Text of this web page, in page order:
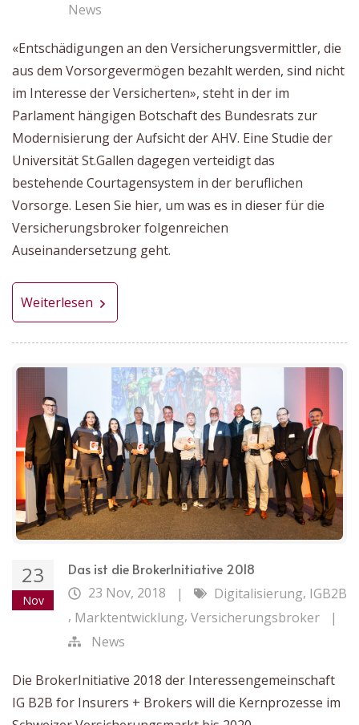
News
«Entschädigungen an den Versicherungsvermittler, die
aus dem Vorsorgevermögen bezahlt werden, sind nicht
im Interesse der Versicherten», steht in der im
Parlament hängigen Botschaft des Bundesrats zur
Modernisierung der Aufsicht der AHV. Eine Studie der
Universität St.Gallen dagegen verteidigt das
bestehende Courtagensystem in der beruflichen
Vorsorge. Lesen Sie hier, um was es in dieser für die
Versicherungsbroker folgenreichen
Auseinandersetzung geht.
Weiterlesen
23
Nov
Das ist die BrokerInitiative 2018
23 Nov, 2018
| Digitalisierung, IGB2B
, Marktentwicklung, Versicherungsbroker
|
News
Die BrokerInitiative 2018 der Interessengemeinschaft
IG B2B for Insurers + Brokers will die Kernprozesse im